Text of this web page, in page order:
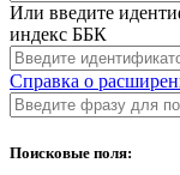
Или введите
индекс ББК
Справка о
Поисковые поля: